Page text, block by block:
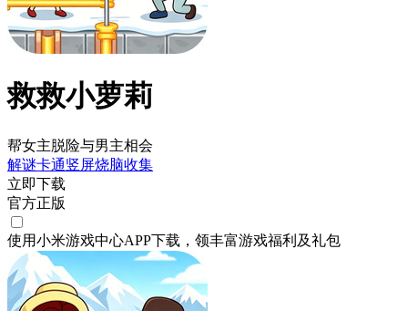
救救小萝莉
帮女主脱险与男主相会
解谜卡通竖屏烧脑收集
立即下载
官方正版
使用小米游戏中心APP下载 ，领丰富游戏福利 及礼包